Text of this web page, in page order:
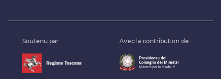
Soutenu par Avec la contribution de